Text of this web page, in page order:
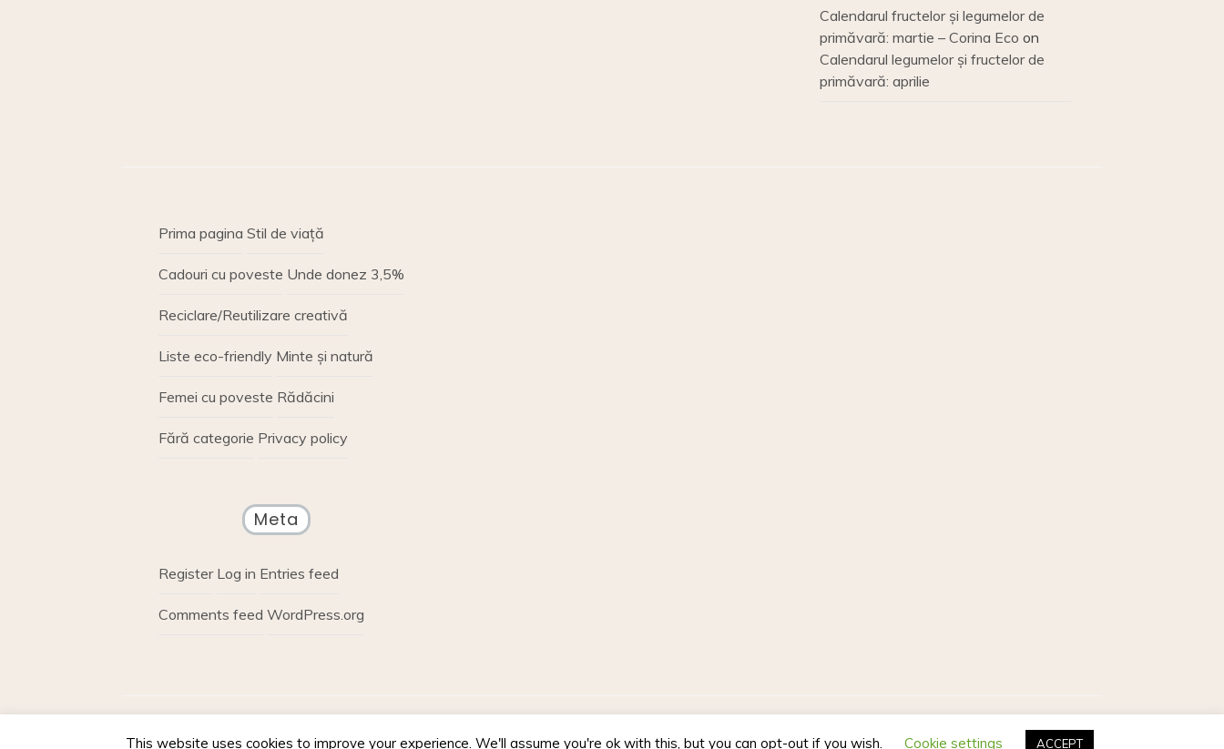
Calendarul fructelor și legumelor de
primăvară: martie – Corina Eco on
Calendarul legumelor și fructelor de
primăvară: aprilie
Prima pagina Stil de viață
Cadouri cu poveste Unde donez 3,5%
Reciclare/Reutilizare creativă
Liste eco-friendly Minte și natură
Femei cu poveste Rădăcini
Fără categorie Privacy policy
Meta
Register Log in Entries feed
Comments feed WordPress.org
Proudly powered by WordPress Voice Blog free WordPress theme : by :Postmagthemes
This website uses cookies to improve your experience. We'll assume you're ok with this, but you can opt-out if you wish. Cookie settings ACCEPT